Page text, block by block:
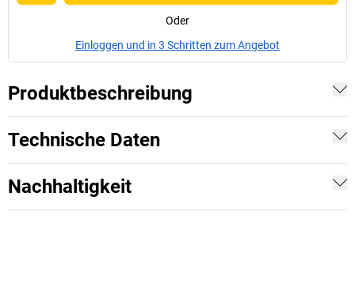
Oder
Einloggen und in 3 Schritten zum Angebot
Produktbeschreibung
Technische Daten
Nachhaltigkeit